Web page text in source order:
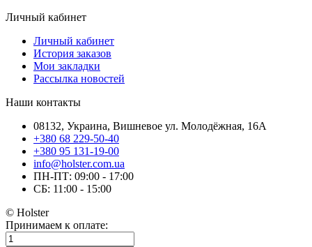
Личный кабинет
Личный кабинет
История заказов
Мои закладки
Рассылка новостей
Наши контакты
08132, Украина, Вишневое ул. Молодёжная, 16А
+380 68 229-50-40
+380 95 131-19-00
info@holster.com.ua
ПН-ПТ: 09:00 - 17:00
СБ: 11:00 - 15:00
© Holster
Принимаем к оплате: